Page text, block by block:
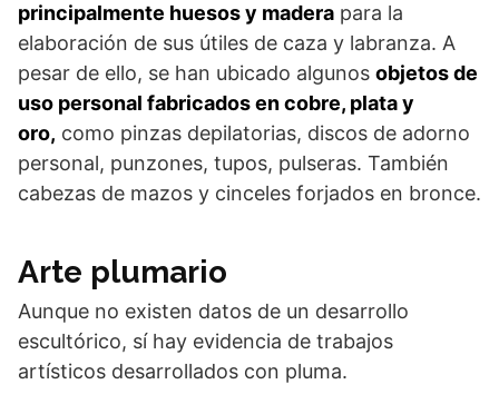
principalmente huesos y madera para la
elaboración de sus útiles de caza y labranza. A
pesar de ello, se han ubicado algunos objetos de
uso personal fabricados en cobre, plata y
oro, como pinzas depilatorias, discos de adorno
personal, punzones, tupos, pulseras. También
cabezas de mazos y cinceles forjados en bronce.
Arte plumario
Aunque no existen datos de un desarrollo
escultórico, sí hay evidencia de trabajos
artísticos desarrollados con pluma.